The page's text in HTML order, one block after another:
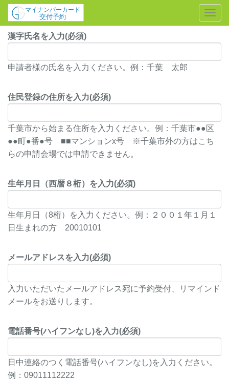
漢字氏名を入力(必須)
申請者様の氏名を入力ください。例：千葉 太郎
住民登録の住所を入力(必須)
千葉市から始まる住所を入力ください。例：千葉市●●区
●●町●番●号 ■■マンションx号 ※千葉市外の方はこち
らの申請会場では申請できません。
生年月日（西暦８桁）を入力(必須)
生年月日（8桁）を入力ください。例：２００１年１月１
日生まれの方 20010101
メールアドレスを入力(必須)
入力いただいたメールアドレス宛に予約受付、リマインド
メールをお送りします。
電話番号(ハイフンなし)を入力(必須)
日中連絡のつく電話番号(ハイフンなし)を入力ください。
例：09011112222